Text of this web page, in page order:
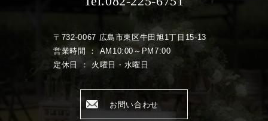
〒732-0067 広島市東区牛田旭1丁目15-13
営業時間 ： AM10:00～PM7:00
定休日 ： 火曜日・水曜日
お問い合わせ